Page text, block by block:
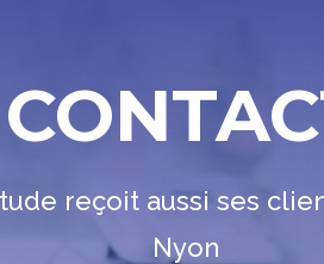
reçoit aussi ses
Nyon